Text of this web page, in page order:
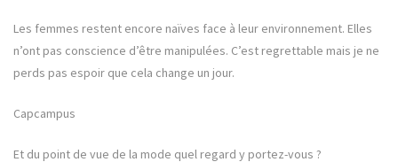
Les femmes restent encore naïves face à leur environnement. Elles
n’ont pas conscience d’être manipulées. C’est regrettable mais je ne
perds pas espoir que cela change un jour.
Capcampus
Et du point de vue de la mode quel regard y portez-vous ?